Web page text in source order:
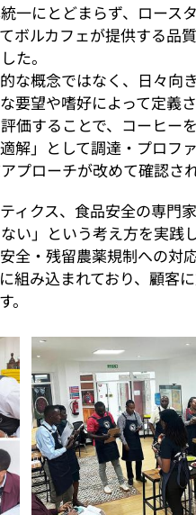
一にとどまらず、ロース
ボルカフェが提供する品
た。
な概念ではなく、日々向
要望や嗜好によって定義
価することで、コーヒーを
解」として調達・プロフ
プローチが改めて確認さ
ィクス、食品安全の専門
い」という考え方を実践し
全・残留農薬規制への対
組み込まれており、顧客